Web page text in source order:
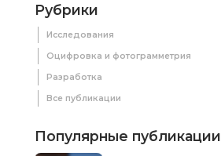
Рубрики
Исследования
Оцифровка и фотограмметрия
Разработка
Все публикации
Популярные публикации